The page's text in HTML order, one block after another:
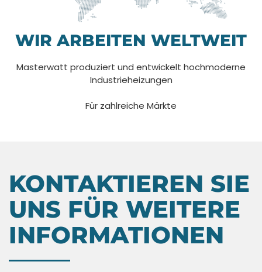
WIR ARBEITEN WELTWEIT
Masterwatt produziert und entwickelt hochmoderne
Industrieheizungen
Für zahlreiche Märkte
KONTAKTIEREN SIE
UNS FÜR WEITERE
INFORMATIONEN